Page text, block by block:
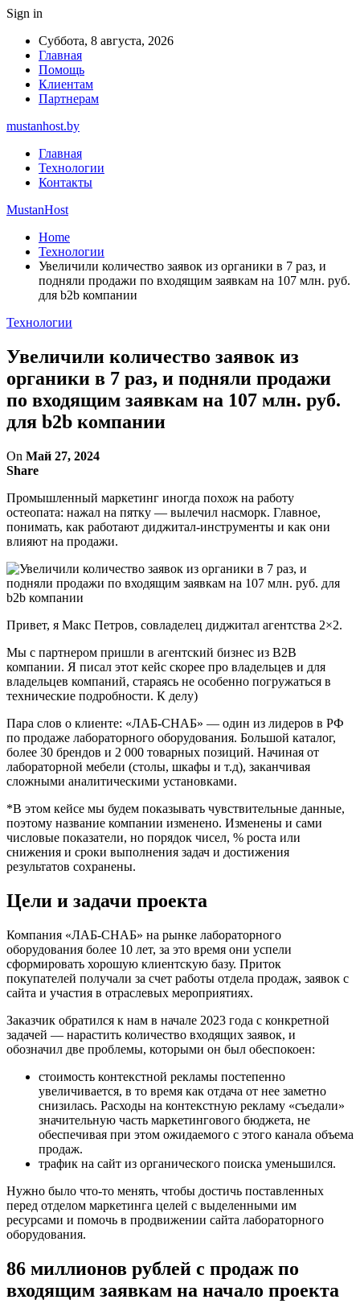
Sign in
Суббота, 8 августа, 2026
Главная
Помощь
Клиентам
Партнерам
mustanhost.by
Главная
Технологии
Контакты
MustanHost
Home
Технологии
Увеличили количество заявок из органики в 7 раз, и
подняли продажи по входящим заявкам на 107 млн. руб.
для b2b компании
Технологии
Увеличили количество заявок из
органики в 7 раз, и подняли продажи
по входящим заявкам на 107 млн. руб.
для b2b компании
On Май 27, 2024
Share
Промышленный маркетинг иногда похож на работу
остеопата: нажал на пятку — вылечил насморк. Главное,
понимать, как работают диджитал-инструменты и как они
влияют на продажи.
Привет, я Макс Петров, совладелец диджитал агентства 2×2.
Мы с партнером пришли в агентский бизнес из B2B
компании. Я писал этот кейс скорее про владельцев и для
владельцев компаний, стараясь не особенно погружаться в
технические подробности. К делу)
Пара слов о клиенте: «ЛАБ-СНАБ» — один из лидеров в РФ
по продаже лабораторного оборудования. Большой каталог,
более 30 брендов и 2 000 товарных позиций. Начиная от
лабораторной мебели (столы, шкафы и т.д), заканчивая
сложными аналитическими установками.
*В этом кейсе мы будем показывать чувствительные данные,
поэтому название компании изменено. Изменены и сами
числовые показатели, но порядок чисел, % роста или
снижения и сроки выполнения задач и достижения
результатов сохранены.
Цели и задачи проекта
Компания «ЛАБ-СНАБ» на рынке лабораторного
оборудования более 10 лет, за это время они успели
сформировать хорошую клиентскую базу. Приток
покупателей получали за счет работы отдела продаж, заявок с
сайта и участия в отраслевых мероприятиях.
Заказчик обратился к нам в начале 2023 года с конкретной
задачей — нарастить количество входящих заявок, и
обозначил две проблемы, которыми он был обеспокоен:
стоимость контекстной рекламы постепенно
увеличивается, в то время как отдача от нее заметно
снизилась. Расходы на контекстную рекламу «съедали»
значительную часть маркетингового бюджета, не
обеспечивая при этом ожидаемого с этого канала объема
продаж.
трафик на сайт из органического поиска уменьшился.
Нужно было что-то менять, чтобы достичь поставленных
перед отделом маркетинга целей с выделенными им
ресурсами и помочь в продвижении сайта лабораторного
оборудования.
86 миллионов рублей с продаж по
входящим заявкам на начало проекта